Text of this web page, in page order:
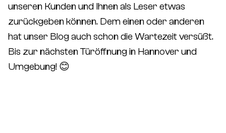
unseren Kunden und Ihnen als Leser etwas
zurückgeben können. Dem einen oder anderen
hat unser Blog auch schon die Wartezeit versüßt.
Bis zur nächsten Türöffnung in Hannover und
Umgebung! 😊